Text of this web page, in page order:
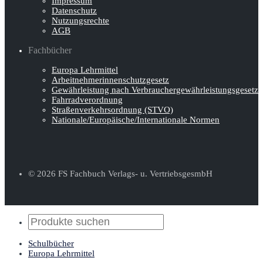
Datenschutz
Nutzungsrechte
AGB
Fachbücher
Europa Lehrmittel
Arbeitnehmerinnen­schutz­gesetz
Gewährleistung nach Verbraucher­gewähr­leistungsgesetz
Fahrradverordnung
Straßenverkehrs­ordnung (STVO)
Nationale/Europäische/Internationale Normen
© 2026 FS Fachbuch Verlags- u. VertriebsgesmbH
Schulbücher
Europa Lehrmittel